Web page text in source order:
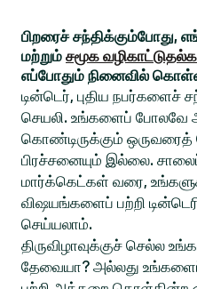
பிறரைச் சந்திக்கும்போது,
மற்றும் சமூக
எப்போதும் நினைவில்
டின்டெர், புதிய நபர்களைச்
செயலி. உங்களைப்
கொண்டிருக்கும் ஒருவரைத்
பிரச்சனையும் இல்லை.
மார்க்கெட்கள் வரை,
விஷயங்களைப் பற்றி
செய்யலாம்.
திருவிழாவுக்குச் செல்ல
தேவையா? அல்லது